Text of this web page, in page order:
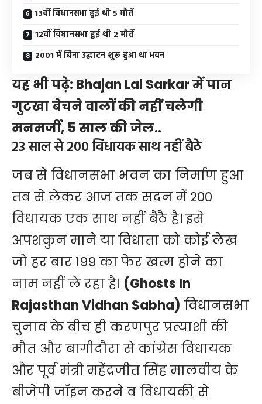
13वीं विधानसभा हुई थी 5 मौतें
12वीं विधानसभा हुई थी 2 मौतें
2001 में बिना उद्घाटन शुरू हुआ था भवन
यह भी पढ़े: Bhajan Lal Sarkar में पान
गुटखा बेचने वालों की नहीं चलेगी
मनमर्जी, 5 साल की जेल..
23 साल से 200 विधायक साथ नहीं बैठे
जब से विधानसभा भवन का निर्माण हुआ
तब से लेकर आज तक सदन में 200
विधायक एक साथ नहीं बैठै है। इसे
अपशकुन माने या विधाता को कोई लेख
जो हर बार 199 का फेर खत्म होने का
नाम नहीं ले रहा है। (Ghosts In
Rajasthan Vidhan Sabha) विधानसभा
चुनाव के बीच ही करणपुर प्रत्याशी की
मौत और बागीदौरा से कांग्रेस विधायक
और पूर्व मंत्री महेंद्रजीत सिंह मालवीय के
बीजेपी जॉइन करने व विधायकी से